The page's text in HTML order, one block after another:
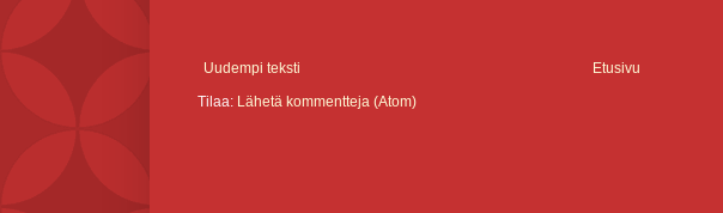
Uudempi teksti
Etusivu
Tilaa: Lähetä kommentteja (Atom)